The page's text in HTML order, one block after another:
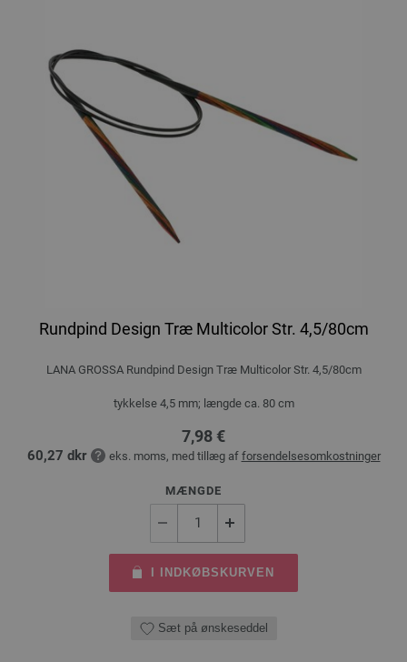
Rundpind Design Træ Multicolor Str. 4,5/80cm
LANA GROSSA Rundpind Design Træ Multicolor Str. 4,5/80cm
tykkelse 4,5 mm; længde ca. 80 cm
7,98 €
60,27 dkr eks. moms, med tillæg af forsendelsesomkostninger
MÆNGDE
I INDKØBSKURVEN
Sæt på ønskeseddel